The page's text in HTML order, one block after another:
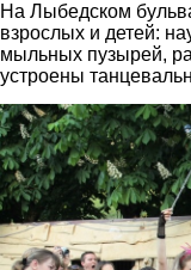
На Лыбедском
взрослых и детей:
мыльных пузырей,
устроены
1.jpg